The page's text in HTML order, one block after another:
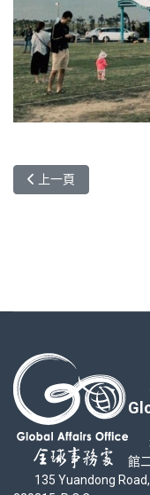
上一篇文章: 來自印尼
上一頁
館
135 Yuandong Road,